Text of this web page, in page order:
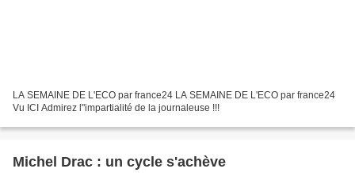
LA SEMAINE DE L'ECO par france24 LA SEMAINE DE L'ECO par france24
Vu ICI Admirez l"impartialité de la journaleuse !!!
Michel Drac : un cycle s'achève